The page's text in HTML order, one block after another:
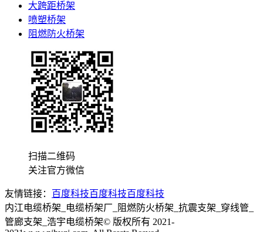
大跨距桥架
喷塑桥架
阻燃防火桥架
扫描二维码
关注官方微信
友情链接： 百度科技百度科技百度科技
内江电缆桥架_电缆桥架厂_阻燃防火桥架_抗震支架_穿线管_
管廊支架_浩宇电缆桥架© 版权所有 2021-